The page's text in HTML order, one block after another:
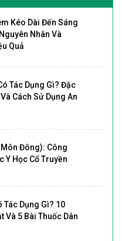
Kéo Dài Đến Sáng
Nhân Và
Quả
Tác Dụng Gì? Đặc
Cách Sử Dụng An
Đông): Công
Y Học Cổ Truyền
Tác Dụng Gì? 10
Và 5 Bài Thuốc Dân